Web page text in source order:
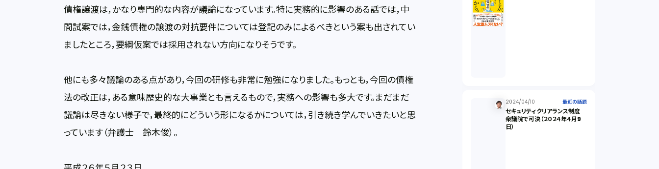
債権譲渡は，かなり専門的な内容が議論になっています。特に実務的に影響のある話では，中
間試案では，金銭債権の譲渡の対抗要件については登記のみによるべきという案も出されてい
ましたところ，要綱仮案では採用されない方向になりそうです。
他にも多々議論のある点があり，今回の研修も非常に勉強になりました。もっとも，今回の債権
法の改正は，ある意味歴史的な大事業とも言えるもので，実務への影響も多大です。まだまだ
議論は尽きない様子で，最終的にどういう形になるかについては，引き続き学んでいきたいと思
っています（弁護士 鈴木俊）。
オンラインサービス（1）
2024/04/10 最近の話題
セキュリティクリアランス制度
衆議院で可決（２０２４年４月9
日）